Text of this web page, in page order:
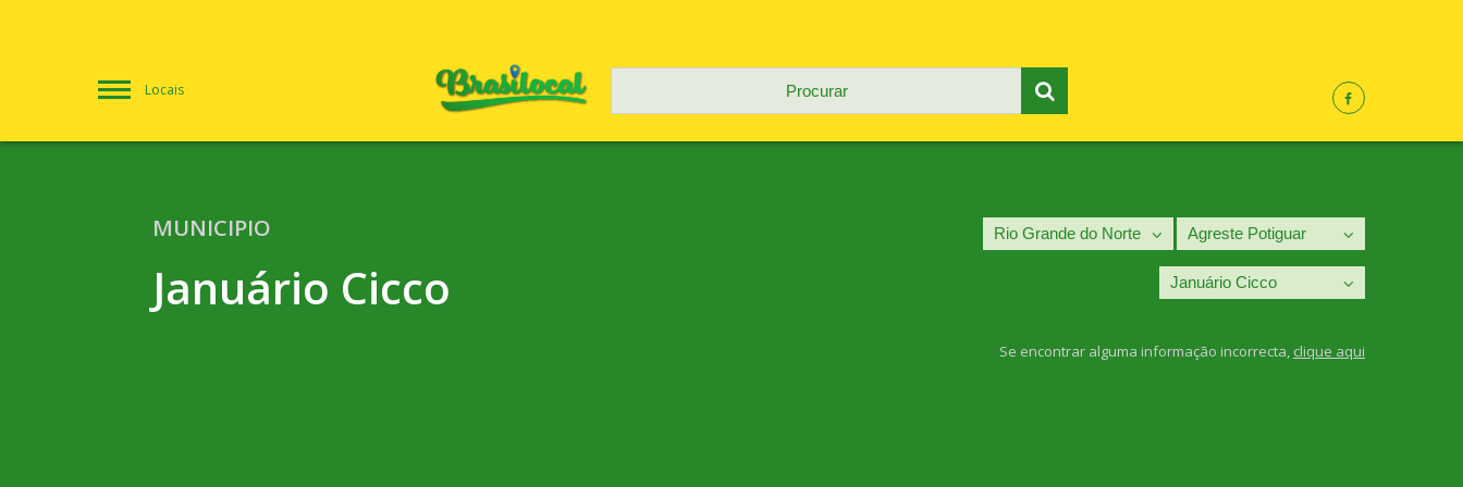
Locais
MUNICIPIO
Januário Cicco
Se encontrar alguma informação incorrecta, clique aqui